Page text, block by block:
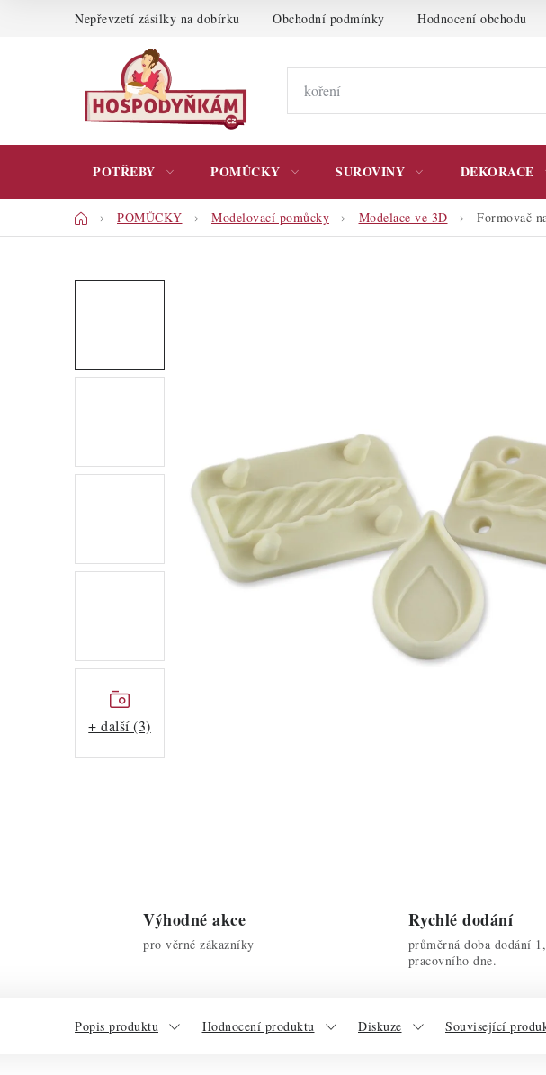
Nepřevzetí zásilky na dobírku Obchodní podmínky Hodnocení obchodu
POTŘEBY POMŮCKY SUROVINY DEKORACE
DomůPOMŮCKY Modelovací pomůcky Modelace ve 3D Formovač
+ další (3)
Výhodné akce
pro věrné zákazníky
Rychlé dodání
průměrná doba dodání
pracovního dne.
Popis produktu Hodnocení produktu Diskuze Související